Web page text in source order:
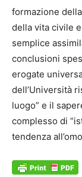
formazione
della vita civile
semplice
conclusioni
erogate
dell’Università
luogo” e il
complesso di
tendenza